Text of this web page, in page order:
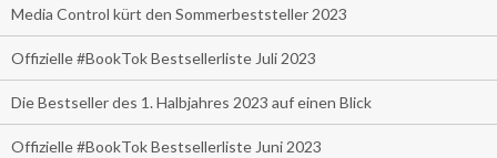
Media Control kürt den Sommerbeststeller 2023
Offizielle #BookTok Bestsellerliste Juli 2023
Die Bestseller des 1. Halbjahres 2023 auf einen Blick
Offizielle #BookTok Bestsellerliste Juni 2023